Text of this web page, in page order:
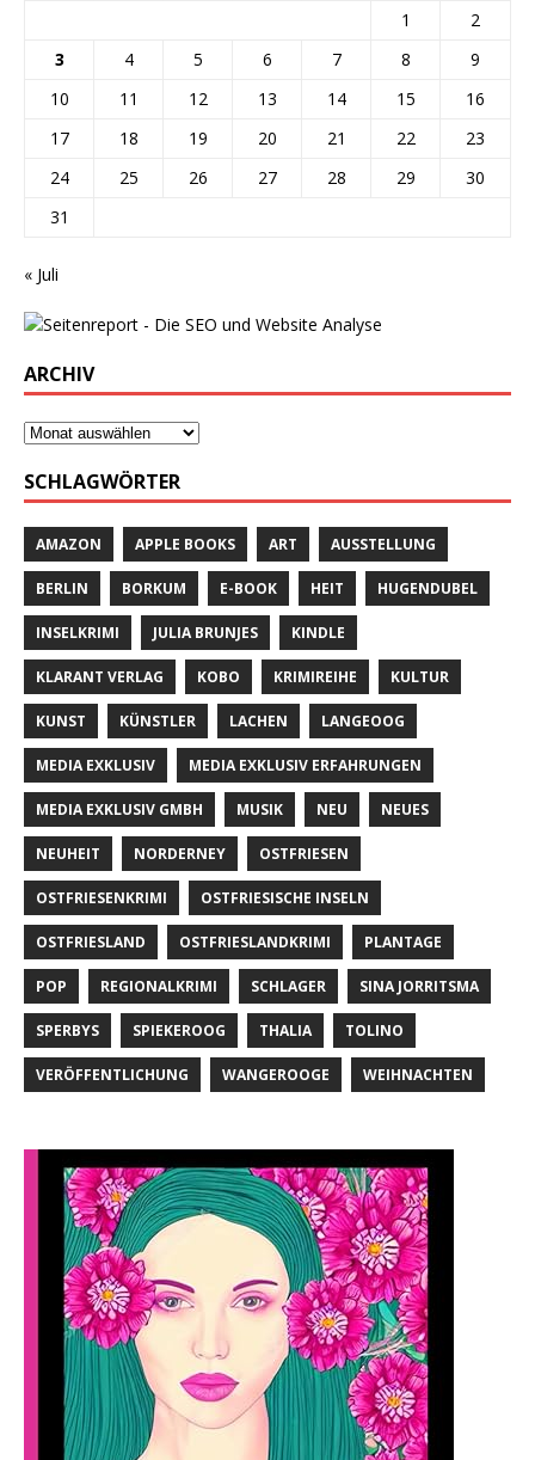
1
2
3
4 5 6 7 8
9
10
11 12 13 14 15
16
17
18 19 20 21 22
23
24
25 26 27 28 29
30
31
« Juli
ARCHIV
SCHLAGWÖRTER
AMAZON APPLE BOOKS ART AUSSTELLUNG
BERLIN BORKUM E-BOOK HEIT HUGENDUBEL
INSELKRIMI JULIA BRUNJES KINDLE
KLARANT VERLAG KOBO KRIMIREIHE KULTUR
KUNST KÜNSTLER LACHEN LANGEOOG
MEDIA EXKLUSIV MEDIA EXKLUSIV ERFAHRUNGEN
MEDIA EXKLUSIV GMBH MUSIK NEU NEUES
NEUHEIT NORDERNEY OSTFRIESEN
OSTFRIESENKRIMI OSTFRIESISCHE INSELN
OSTFRIESLAND OSTFRIESLANDKRIMI PLANTAGE
POP REGIONALKRIMI SCHLAGER SINA JORRITSMA
SPERBYS SPIEKEROOG THALIA TOLINO
VERÖFFENTLICHUNG WANGEROOGE WEIHNACHTEN